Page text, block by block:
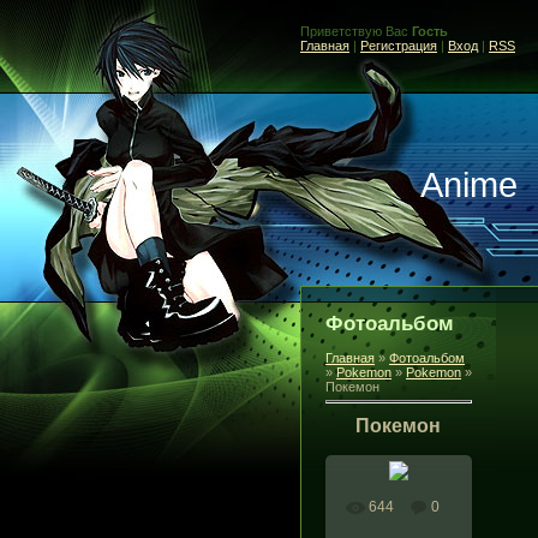
Приветствую Вас Гость
Главная | Регистрация | Вход | RSS
Anime
Фотоальбом
Главная » Фотоальбом
»Pokemon » Pokemon »
Покемон
Покемон
644 0